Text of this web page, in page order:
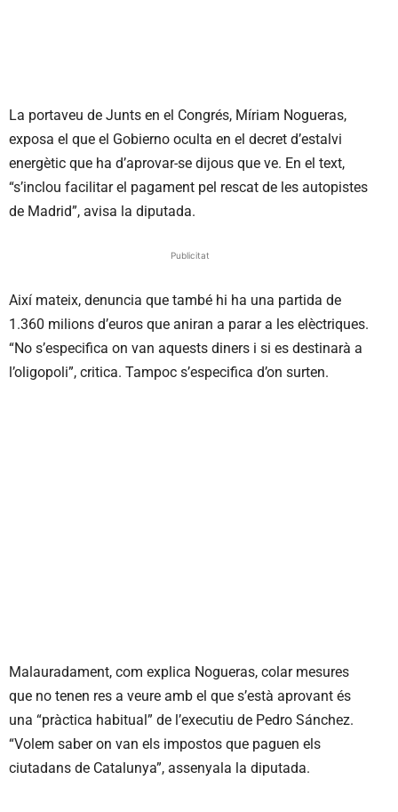
La portaveu de Junts en el Congrés, Míriam Nogueras,
exposa el que el Gobierno oculta en el decret d’estalvi
energètic que ha d’aprovar-se dijous que ve. En el text,
“s’inclou facilitar el pagament pel rescat de les autopistes
de Madrid”, avisa la diputada.
Publicitat
Així mateix, denuncia que també hi ha una partida de
1.360 milions d’euros que aniran a parar a les elèctriques.
“No s’especifica on van aquests diners i si es destinarà a
l’oligopoli”, critica. Tampoc s’especifica d’on surten.
Malauradament, com explica Nogueras, colar mesures
que no tenen res a veure amb el que s’està aprovant és
una “pràctica habitual” de l’executiu de Pedro Sánchez.
“Volem saber on van els impostos que paguen els
ciutadans de Catalunya”, assenyala la diputada.